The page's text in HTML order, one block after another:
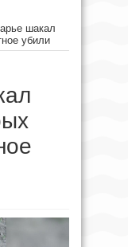
шакал
убили